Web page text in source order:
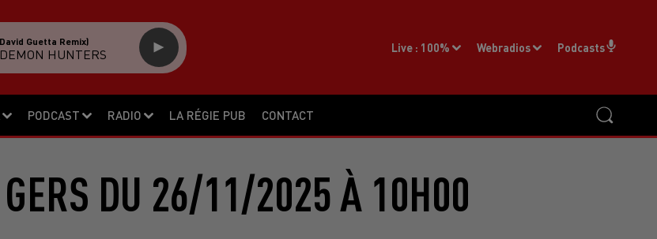
PODCAST RADIO LA RÉGIE PUB CONTACT
Live : 100% Webradios Podcasts
Guetta Remix)
HUNTERS
GERS DU 26/11/2025 À 10H00